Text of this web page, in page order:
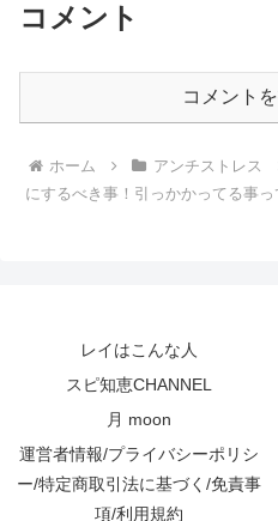
コメント
コメント
ホーム アンチストレス
にするべき事！引っかかってる事っ
レイはこんな人
スピ知恵CHANNEL
月 moon
運営者情報/プライバシーポリシ
ー/特定商取引法に基づく/免責事
項/利用規約